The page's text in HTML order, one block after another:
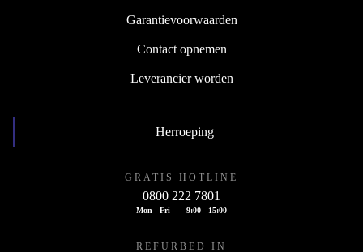
Garantievoorwaarden
Contact opnemen
Leverancier worden
Herroeping
GRATIS HOTLINE
0800 222 7801
Mon - Fri 9:00 - 15:00
REFURBED IN